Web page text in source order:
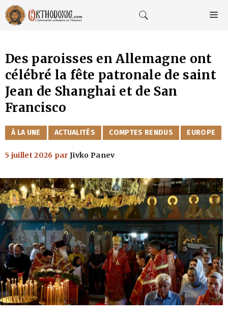
Aller
au
contenu
Des paroisses en Allemagne ont
célébré la fête patronale de saint
Jean de Shanghai et de San
Francisco
CATÉGORIES
À LA UNE ACTUALITÉS COMPTES RENDUS EUROPE
5 juillet 2026 parJivko Panev